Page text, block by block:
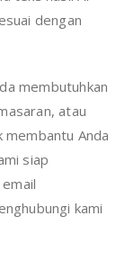
dengan
membutuhkan
atau
Anda
siap
kami